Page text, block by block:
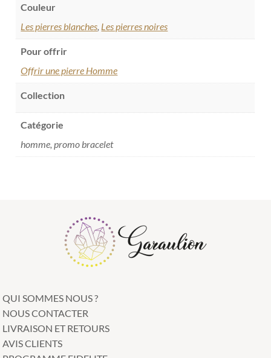
Couleur
Les pierres blanches Les pierres noires
Pour offrir
Offrir une pierre Homme
Collection
Catégorie
homme, promo bracelet
QUI SOMMES NOUS ?
NOUS CONTACTER
LIVRAISON ET RETOURS
AVIS CLIENTS